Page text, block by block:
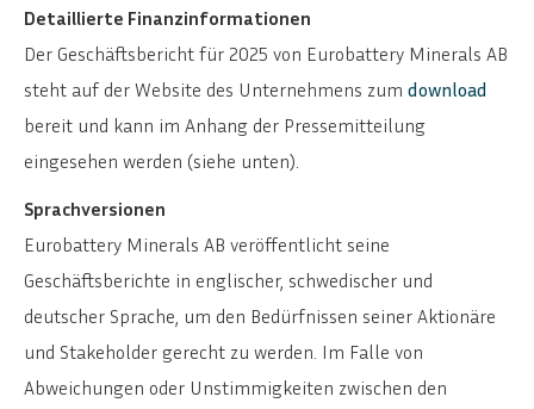
Detaillierte Finanzinformationen
Der Geschäftsbericht für 2025 von Eurobattery Minerals AB
steht auf der Website des Unternehmens zum download
bereit und kann im Anhang der Pressemitteilung
eingesehen werden (siehe unten).
Sprachversionen
Eurobattery Minerals AB veröffentlicht seine
Geschäftsberichte in englischer, schwedischer und
deutscher Sprache, um den Bedürfnissen seiner Aktionäre
und Stakeholder gerecht zu werden. Im Falle von
Abweichungen oder Unstimmigkeiten zwischen den